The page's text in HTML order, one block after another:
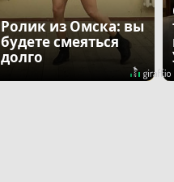
Ролик из Омска: вы
будете смеяться
долго